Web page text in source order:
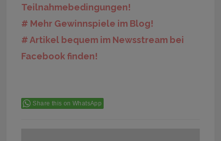
Teilnahmebedingungen!
# Mehr Gewinnspiele im Blog!
# Artikel bequem im Newsstream bei
Facebook finden!
Share this on WhatsApp